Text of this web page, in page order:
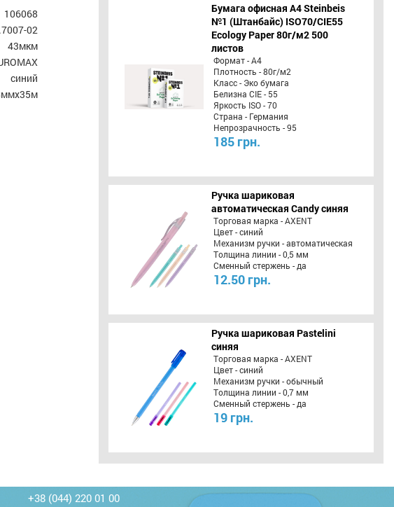
106068
02
43мкм
синий
Бумага офисная A4 Steinbeis
№1 (Штанбайс) ISO70/СІЕ55
Ecology Paper 80г/м2 500
листов
Формат - А4
Плотность - 80г/м2
Класс - Эко бумага
Белизна CIE - 55
Яркость ISO - 70
Страна - Германия
Непрозрачность - 95
185 грн.
Ручка шариковая
автоматическая Candy синяя
Торговая марка - AXENT
Цвет - синий
Механизм ручки - автоматическая
Толщина линии - 0,5 мм
Сменный стержень - да
12.50 грн.
Ручка шариковая Pastelini
синяя
Торговая марка - AXENT
Цвет - синий
Механизм ручки - обычный
Толщина линии - 0,7 мм
Сменный стержень - да
19 грн.
+38 (044) 220 01 00